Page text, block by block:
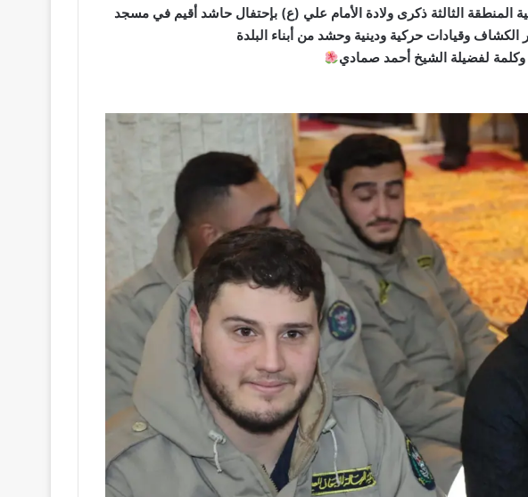
المنطقة الثالثة ذكرى ولادة الأمام علي (ع) بإحتفال حاشد أقيم في مسجد
وقيادات حركية ودينية وحشد من أبناء البلدة
وكلمة لفضيلة الشيخ أحمد صمادي